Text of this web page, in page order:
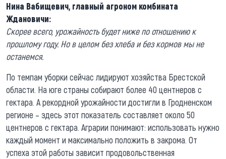
Нина Вабищевич, главный агроном комбината
Ждановичи:
Скорее всего, урожайность будет ниже по отношению к
прошлому году. Но в целом без хлеба и без кормов мы не
останемся.
По темпам уборки сейчас лидируют хозяйства Брестской
области. На юге страны собирают более 40 центнеров с
гектара. А рекордной урожайности достигли в Гродненском
регионе – здесь этот показатель составляет около 50
центнеров с гектара. Аграрии понимают: использовать нужно
каждый момент и максимально положить в закрома. От
успеха этой работы зависит продовольственная